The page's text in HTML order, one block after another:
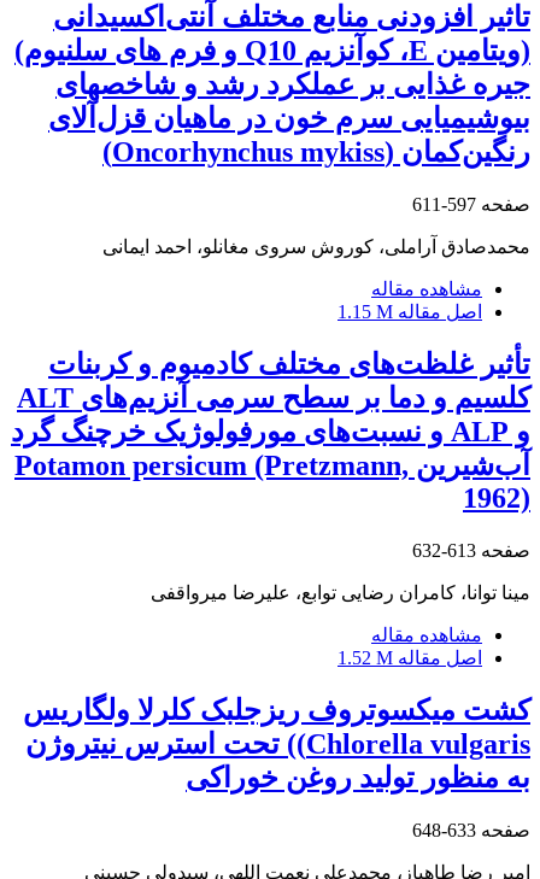
تاثیر افزودنی منابع مختلف آنتی‌اکسیدانی
(ویتامین E، کوآنزیم Q10 و فرم های سلنیوم)
جیره غذایی بر عملکرد رشد و شاخصهای
بیوشیمیایی سرم خون در ماهیان قزل‌آلای
رنگین‌کمان (Oncorhynchus mykiss)
صفحه 597-611
محمدصادق آراملی، کوروش سروی مغانلو، احمد ایمانی
مشاهده مقاله
اصل مقاله 1.15 M
تأثیر غلظت‌های مختلف کادمیوم و کربنات
کلسیم و دما بر سطح سرمی آنزیم‌های ALT
و ALP و نسبت‌های مورفولوژیک خرچنگ گرد
آب‌شیرین Potamon persicum (Pretzmann,
1962)
صفحه 613-632
مینا توانا، کامران رضایی توابع، علیرضا میرواقفی
مشاهده مقاله
اصل مقاله 1.52 M
کشت میکسوتروف ریزجلبک کلرلا ولگاریس
Chlorella vulgaris)) تحت استرس نیتروژن
به منظور تولید روغن خوراکی
صفحه 633-648
امیر رضا طاهباز، محمدعلی نعمت اللهی، سیدولی حسینی